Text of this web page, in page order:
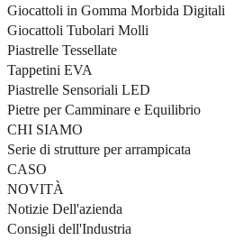
Giocattoli in Gomma Morbida Digitali
Giocattoli Tubolari Molli
Piastrelle Tessellate
Tappetini EVA
Piastrelle Sensoriali LED
Pietre per Camminare e Equilibrio
CHI SIAMO
Serie di strutture per arrampicata
CASO
NOVITÀ
Notizie Dell'azienda
Consigli dell'Industria